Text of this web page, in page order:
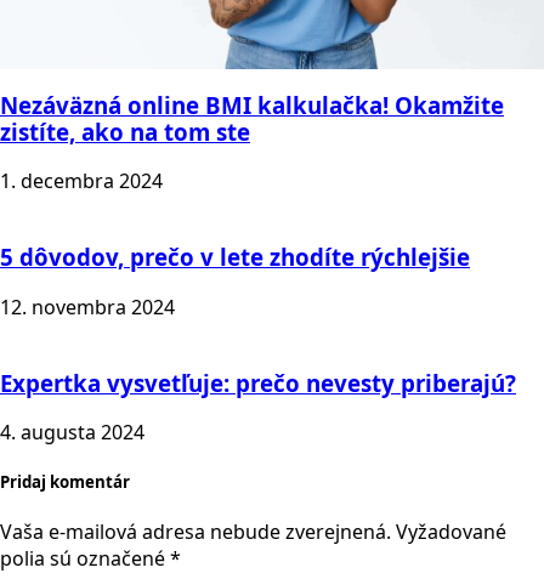
Nezáväzná online BMI kalkulačka! Okamžite
zistíte, ako na tom ste
1. decembra 2024
5 dôvodov, prečo v lete zhodíte rýchlejšie
12. novembra 2024
Expertka vysvetľuje: prečo nevesty priberajú?
4. augusta 2024
Pridaj komentár
Vaša e-mailová adresa nebude zverejnená. Vyžadované
polia sú označené*